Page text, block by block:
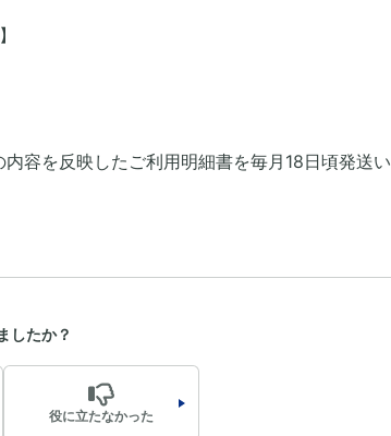
容を反映したご利用明細書を毎月18日頃発送い
したか？
役に立たなかった